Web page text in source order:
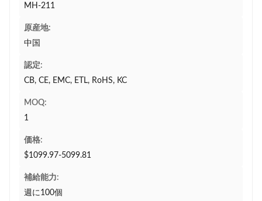
MH-211
原産地:
中国
認定:
CB, CE, EMC, ETL, RoHS, KC
MOQ:
1
価格:
$1099.97-5099.81
補給能力:
週に100個